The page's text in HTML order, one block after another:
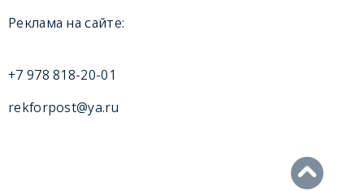
Реклама на сайте:
+7 978 818-20-01
rekforpost@ya.ru